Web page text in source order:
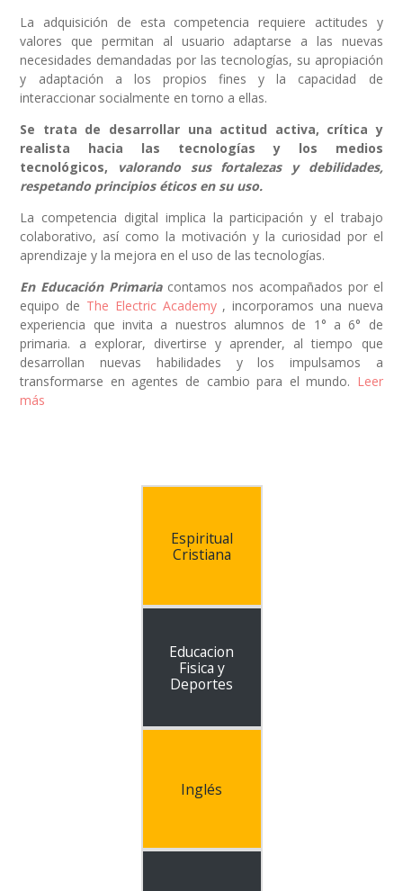
La adquisición de esta competencia requiere actitudes y
valores que permitan al usuario adaptarse a las nuevas
necesidades demandadas por las tecnologías, su apropiación
y adaptación a los propios fines y la capacidad de
interaccionar socialmente en torno a ellas.
Se trata de desarrollar una actitud activa, crítica y
realista hacia las tecnologías y los medios
tecnológicos,
valorando sus fortalezas y debilidades,
respetando principios éticos en su uso.
La competencia digital implica la participación y el trabajo
colaborativo, así como la motivación y la curiosidad por el
aprendizaje y la mejora en el uso de las tecnologías.
En Educación Primariacontamos nos acompañados por el
equipo de The Electric Academy, incorporamos una nueva
experiencia que invita a nuestros alumnos de 1° a 6° de
primaria. a explorar, divertirse y aprender, al tiempo que
desarrollan nuevas habilidades y los impulsamos a
transformarse en agentes de cambio para el mundo. Leer
más
Espiritual
Cristiana
Educacion
Fisica y
Deportes
Inglés